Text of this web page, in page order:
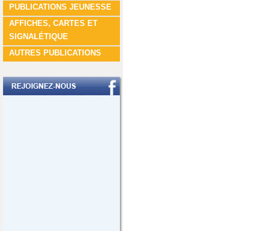
PUBLICATIONS JEUNESSE
AFFICHES, CARTES ET
SIGNALÉTIQUE
AUTRES PUBLICATIONS